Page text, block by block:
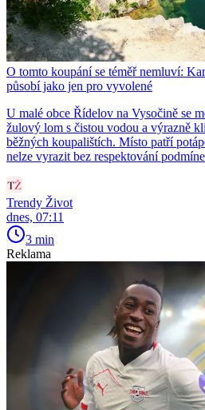
O tomto koupání se téměř nemluví:
působí jako jen pro vyvolené
U malé obce Řídelov na Vysočině se
žulový lom s čistou vodou a výrazně
běžných koupalištích. Místo patří
nelze vyrazit bez respektování
Trendy Život
dnes, 07:11
3 min
Reklama